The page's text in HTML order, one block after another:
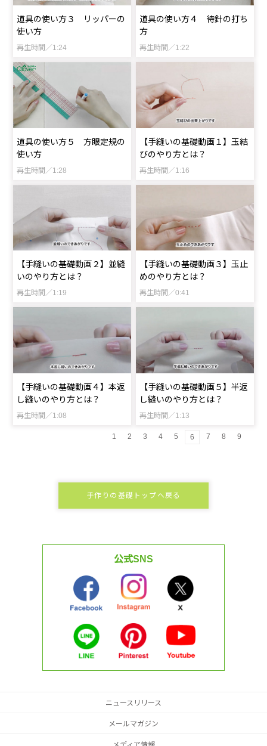
道具の使い方３ リッパーの
使い方
再生時間／1:24
道具の使い方４ 待針の打ち
方
再生時間／1:22
道具の使い方５ 方眼定規の
使い方
再生時間／1:28
【手縫いの基礎動画１】玉結
びのやり方とは？
再生時間／1:16
【手縫いの基礎動画２】並縫
いのやり方とは？
再生時間／1:19
【手縫いの基礎動画３】玉止
めのやり方とは？
再生時間／0:41
【手縫いの基礎動画４】本返
し縫いのやり方とは？
再生時間／1:08
【手縫いの基礎動画５】半返
し縫いのやり方とは？
再生時間／1:13
1 2 3 4 5 6 7 8 9
手作りの基礎トップへ戻る
公式SNS
ニュースリリース
メールマガジン